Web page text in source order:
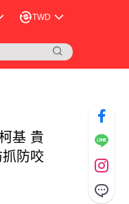
TWD
基 貴
防咬